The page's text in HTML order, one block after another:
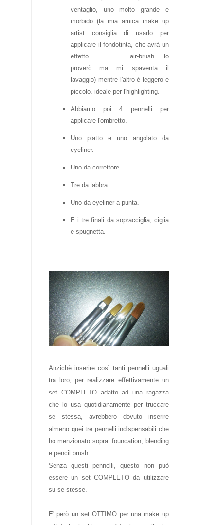
ventaglio, uno molto grande e
morbido (la mia amica make up
artist consiglia di usarlo per
applicare il fondotinta, che avrà un
effetto air-brush.....lo
proverò....ma mi spaventa il
lavaggio) mentre l'altro è leggero e
piccolo, ideale per l'highlighting.
Abbiamo poi 4 pennelli per
applicare l'ombretto.
Uno piatto e uno angolato da
eyeliner.
Uno da correttore.
Tre da labbra.
Uno da eyeliner a punta.
E i tre finali da sopracciglia, ciglia
e spugnetta.
Anzichè inserire così tanti pennelli uguali
tra loro, per realizzare effettivamente un
set COMPLETO adatto ad una ragazza
che lo usa quotidianamente per truccare
se stessa, avrebbero dovuto inserire
almeno quei tre pennelli indispensabili che
ho menzionato sopra: foundation, blending
e pencil brush.
Senza questi pennelli, questo non può
essere un set COMPLETO da utilizzare
su se stesse.
E' però un set OTTIMO per una make up